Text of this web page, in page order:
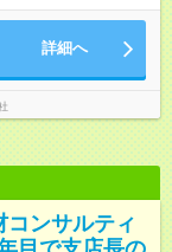
閑散期により多少の始
詳細へ
コンサルティ